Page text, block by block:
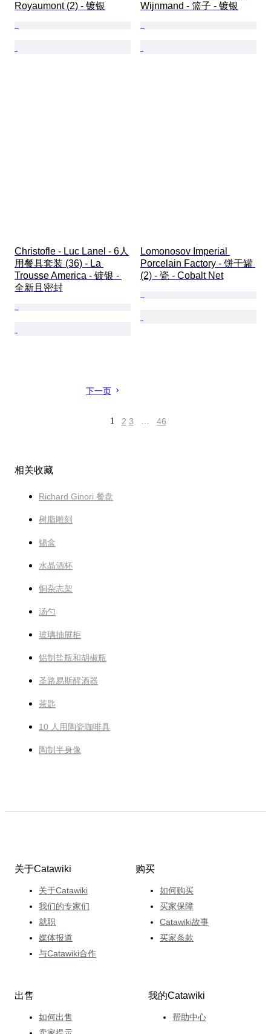
Royaumont (2) - 镀银
Wijnmand - 篮子 - 镀银
Christofle - Luc Lanel - 6人
用餐具套装 (36) - La
Trousse America - 镀银 -
全新且密封
Lomonosov Imperial
Porcelain Factory - 饼干罐
(2) - 瓷 - Cobalt Net
下一页
1 2 3 … 46
相关收藏
Richard Ginori 餐盘
树脂雕刻
锡盒
水晶酒杯
铜杂志架
汤勺
玻璃抽屉柜
铝制盐瓶和胡椒瓶
圣路易斯醒酒器
茶匙
10 人用陶瓷咖啡具
陶制半身像
关于Catawiki
关于Catawiki
我们的专家们
就职
媒体报道
与Catawiki合作
购买
如何购买
买家保障
Catawiki故事
买家条款
出售
如何出售
我的Catawiki
帮助中心